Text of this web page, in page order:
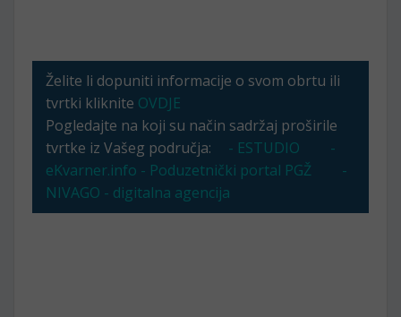
Želite li dopuniti informacije o svom obrtu ili
tvrtki kliknite OVDJE
Pogledajte na koji su način sadržaj proširile
tvrtke iz Vašeg područja:
- ESTUDIO
-
eKvarner.info - Poduzetnički portal PGŽ
-
NIVAGO - digitalna agencija